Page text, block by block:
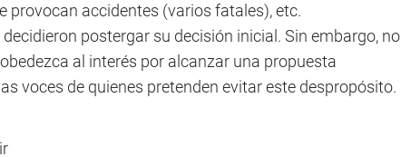
provocan accidentes (varios fatales), etc.
postergar su decisión inicial. Sin embargo, no
al interés por alcanzar una propuesta
voces de quienes pretenden evitar este despropósito.